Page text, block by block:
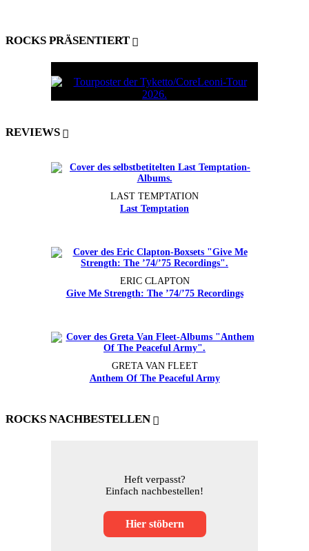
ROCKS PRÄSENTIERT
REVIEWS
LAST TEMPTATION
Last Temptation
ERIC CLAPTON
Give Me Strength: The ’74/’75 Recordings
GRETA VAN FLEET
Anthem Of The Peaceful Army
ROCKS NACHBESTELLEN
Heft verpasst?
Einfach nachbestellen!
Hier stöbern